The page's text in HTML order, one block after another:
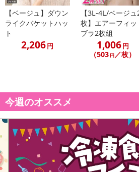
ボリュームが落ちてきた
左右離れてきた
重力や揺れが原因で深まってしまうかも
垂れる原因の一つにクーパー靭帯の損傷
常に重量や揺れなどの様々な負荷により
【ベージュ】ダウン
ライクバケットハッ
ト
2,206円
【3L-4L/ベージュ
枚】エアーフィッ
ブラ2枚組
1,006円
（503 円／枚）
今週のオススメ